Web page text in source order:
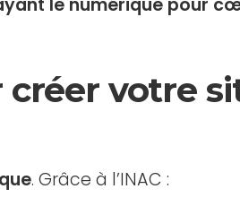
le numérique pour
créer votre
. Grâce à l’INAC :